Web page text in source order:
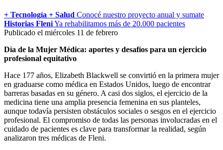
+ Tecnología + Salud Conocé nuestro proyecto anual y sumate
Historias FleniYa rehabilitamos más de 20.000 pacientes
Publicado el miércoles 11 de febrero
Día de la Mujer Médica: aportes y desafíos para un ejercicio
profesional equitativo
Hace 177 años, Elizabeth Blackwell se convirtió en la primera mujer
en graduarse como médica en Estados Unidos, luego de encontrar
barreras basadas en su género. A casi dos siglos, el ejercicio de la
medicina tiene una amplia presencia femenina en sus planteles,
aunque todavía persisten obstáculos sociales o sesgos en el ejercicio
profesional. El compromiso de todas las personas involucradas en el
cuidado de pacientes es clave para transformar la realidad, según
analizaron tres médicas de Fleni.